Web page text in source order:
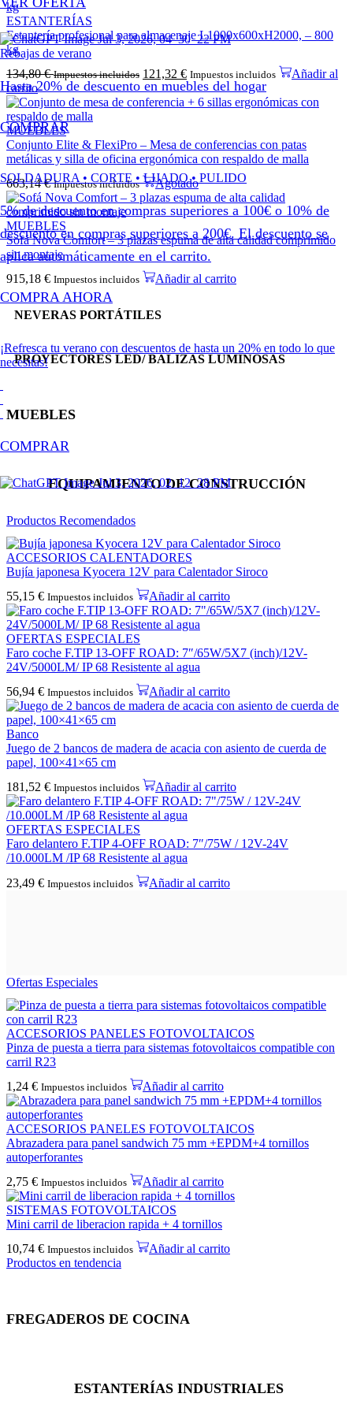
Rebajas de verano
Hasta 20% de descuento en muebles del hogar
COMPRAR
SOLDADURA • CORTE • LIJADO • PULIDO
5% de descuento en compras superiores a 100€ o 10% de
descuento en compras superiores a 200€. El descuento se
aplica automáticamente en el carrito.
COMPRA AHORA
¡Refresca tu verano con descuentos de hasta un 20% en todo lo que
necesitas!
COMPRAR
ESTANTERÍAS
Estantería profesional para almacenaje L1000x600xH2000, – 800
kg
134,80€ Impuestos incluidos 121,32 € Impuestos incluidos
Añadir al
carrito
MUEBLES
Conjunto Elite & FlexiPro – Mesa de conferencias con patas
metálicas y silla de oficina ergonómica con respaldo de malla
663,14€ Impuestos incluidos Agotado
MUEBLES
Sofá Nova Comfort – 3 plazas espuma de alta calidad comprimido
sin montaje
915,18 € Impuestos incluidos Añadir al carrito
NEVERAS PORTÁTILES
PROYECTORES LED/ BALIZAS LUMINOSAS
MUEBLES
EQUIPAMIENTO DE CONSTRUCCIÓN
Productos Recomendados
ACCESORIOS CALENTADORES
Bujía japonesa Kyocera 12V para Calentador Siroco
55,15 € Impuestos incluidos Añadir al carrito
OFERTAS ESPECIALES
Faro coche F.TIP 13-OFF ROAD: 7″/65W/5X7 (inch)/12V-
24V/5000LM/ IP 68 Resistente al agua
56,94 € Impuestos incluidos Añadir al carrito
Banco
Juego de 2 bancos de madera de acacia con asiento de cuerda de
papel, 100×41×65 cm
181,52 € Impuestos incluidos Añadir al carrito
OFERTAS ESPECIALES
Faro delantero F.TIP 4-OFF ROAD: 7″/75W / 12V-24V
/10.000LM /IP 68 Resistente al agua
23,49 € Impuestos incluidos Añadir al carrito
Ofertas Especiales
ACCESORIOS PANELES FOTOVOLTAICOS
Pinza de puesta a tierra para sistemas fotovoltaicos compatible con
carril R23
1,24 € Impuestos incluidos Añadir al carrito
ACCESORIOS PANELES FOTOVOLTAICOS
Abrazadera para panel sandwich 75 mm +EPDM+4 tornillos
autoperforantes
2,75 € Impuestos incluidos Añadir al carrito
SISTEMAS FOTOVOLTAICOS
Mini carril de liberacion rapida + 4 tornillos
10,74 € Impuestos incluidos
Añadir al carrito
Productos en tendencia
FREGADEROS DE COCINA
ESTANTERÍAS INDUSTRIALES